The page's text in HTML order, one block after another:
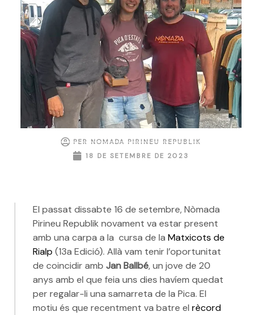
PER NOMADA PIRINEU REPUBLIK
18 DE SETEMBRE DE 2023
El passat dissabte 16 de setembre, Nòmada
Pirineu Republik novament va estar present
amb una carpa a la cursa de la Matxicots de
Rialp (13a Edició). Allà vam tenir l’oportunitat
de coincidir amb Jan Ballbé, un jove de 20
anys amb el que feia uns dies havíem quedat
per regalar-li una samarreta de la Pica. El
motiu és que recentment va batre el rècord